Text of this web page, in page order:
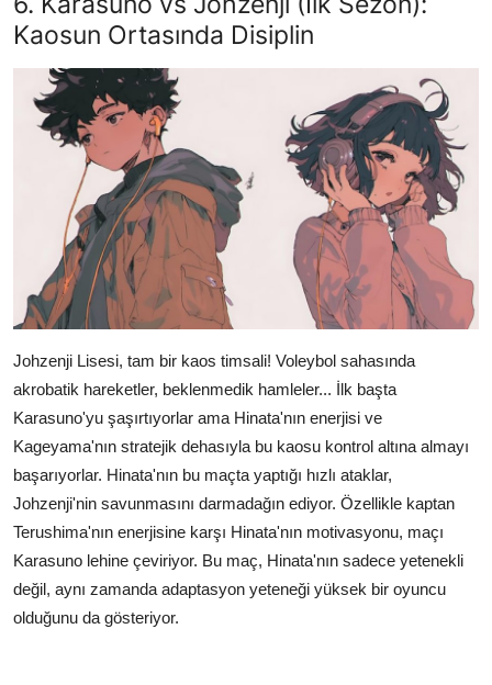
Kaosun Ortasında Disiplin
Johzenji Lisesi, tam bir kaos timsali! Voleybol sahasında
akrobatik hareketler, beklenmedik hamleler... İlk başta
Karasuno'yu şaşırtıyorlar ama Hinata'nın enerjisi ve
Kageyama'nın stratejik dehasıyla bu kaosu kontrol altına almayı
başarıyorlar. Hinata'nın bu maçta yaptığı hızlı ataklar,
Johzenji'nin savunmasını darmadağın ediyor. Özellikle kaptan
Terushima'nın enerjisine karşı Hinata'nın motivasyonu, maçı
Karasuno lehine çeviriyor. Bu maç, Hinata'nın sadece yetenekli
değil, aynı zamanda adaptasyon yeteneği yüksek bir oyuncu
olduğunu da gösteriyor.